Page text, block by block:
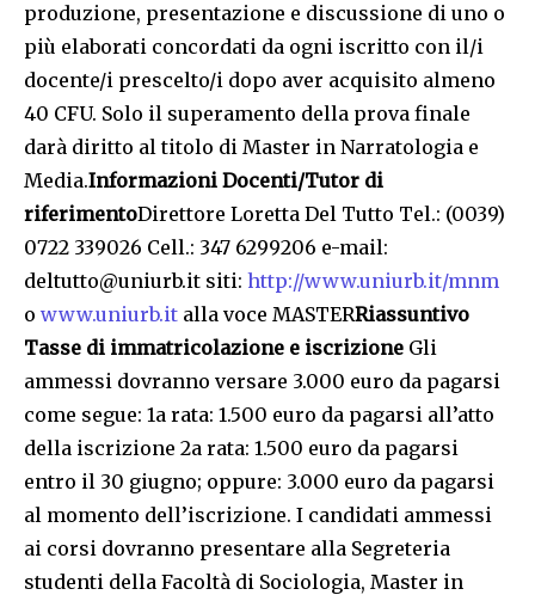
produzione, presentazione e discussione di uno o
più elaborati concordati da ogni iscritto con il/i
docente/i prescelto/i dopo aver acquisito almeno
40 CFU. Solo il superamento della prova finale
darà diritto al titolo di Master in Narratologia e
Media.Informazioni Docenti/Tutor di
riferimentoDirettore Loretta Del Tutto Tel.: (0039)
0722 339026 Cell.: 347 6299206 e-mail:
deltutto@uniurb.it siti: http://www.uniurb.it/mnm
o www.uniurb.it alla voce MASTERRiassuntivo
Tasse di immatricolazione e iscrizione Gli
ammessi dovranno versare 3.000 euro da pagarsi
come segue: 1a rata: 1.500 euro da pagarsi all’atto
della iscrizione 2a rata: 1.500 euro da pagarsi
entro il 30 giugno; oppure: 3.000 euro da pagarsi
al momento dell’iscrizione. I candidati ammessi
ai corsi dovranno presentare alla Segreteria
studenti della Facoltà di Sociologia, Master in